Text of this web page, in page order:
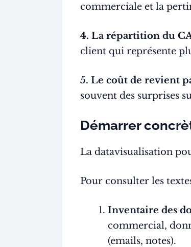
commerciale et la
4. La répartition du
client qui représente
5. Le coût de revient
souvent des surprises
Démarrer
La datavisualisation
Pour consulter les
Inventaire des
commercial,
(emails, notes).